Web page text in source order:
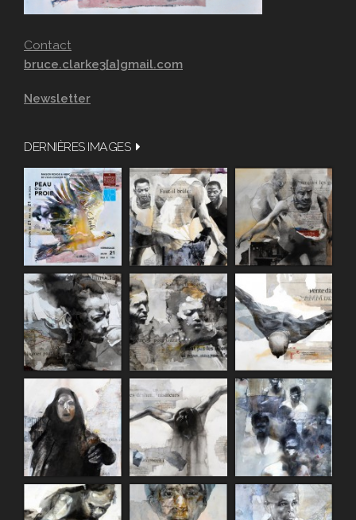
Contact
bruce.clarke3[a]gmail.com
Newsletter
DERNIÈRES IMAGES